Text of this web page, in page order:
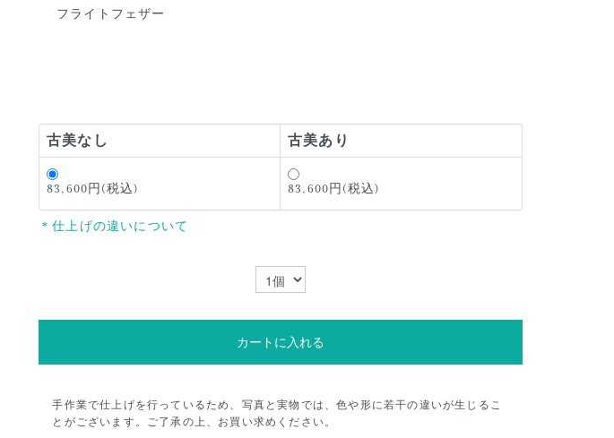
フライトフェザー
古美なし 古美あり
83,600円(税込) 83,600円(税込)
＊仕上げの違いについて
カートに入れる
手作業で仕上げを行っているため、写真と実物では、色や形に若干の違いが生じるこ
とがございます。ご了承の上、お買い求めください。